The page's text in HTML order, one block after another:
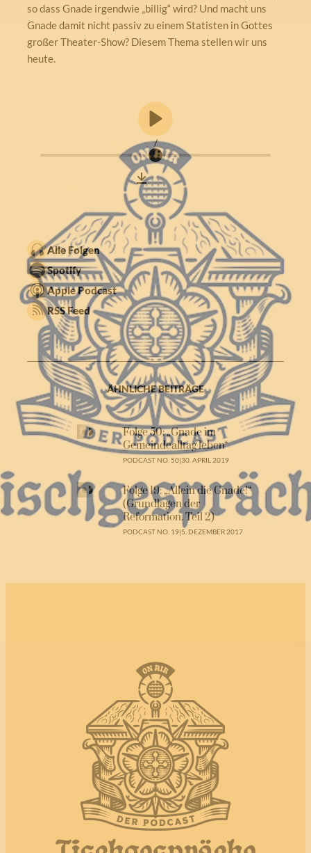
so dass Gnade irgendwie „billig“ wird? Und macht uns
Gnade damit nicht passiv zu einem Statisten in Gottes
großer Theater-Show? Diesem Thema stellen wir uns
heute.
/
Alle Folgen
Spotify
Apple Podcast
RSS Feed
ÄHNLICHE BEITRÄGE
Folge 50: „Gnade im
Gemeindealltag leben“
PODCAST NO. 50|30. APRIL 2019
Folge 19: „Allein die Gnade!“
(Grundlagen der
Reformation. Teil 2)
PODCAST NO. 19|5. DEZEMBER 2017